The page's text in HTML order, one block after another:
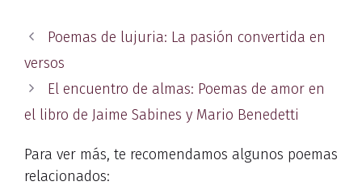
Poemas de lujuria: La pasión convertida en
versos
El encuentro de almas: Poemas de amor en
el libro de Jaime Sabines y Mario Benedetti
Para ver más, te recomendamos algunos poemas
relacionados: